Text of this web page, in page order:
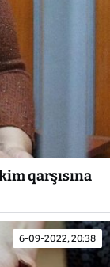
qarşısına
6-09-2022, 20:38